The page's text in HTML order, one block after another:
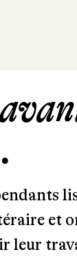
et
leur